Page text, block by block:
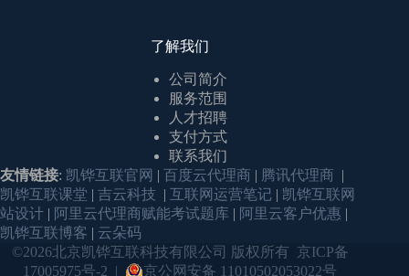
了解我们
公司简介
服务范围
人才招聘
支付方式
联系我们
友情链接: 凯铧互联官网 | 百度云代理商 | 腾讯代理商 |
凯铧互联课堂 | 吉云科技 | 互联网运营笔记 | 凯铧互联网
站设计 | 阿里云代理商赋能考试题库 | 阿里云客户优惠 |
凯铧互联博客 | 云朵码
©2026北京凯铧互联科技有限公司 版权所有 京ICP备
17005975号-2 | 京公网安备 11010502053022号